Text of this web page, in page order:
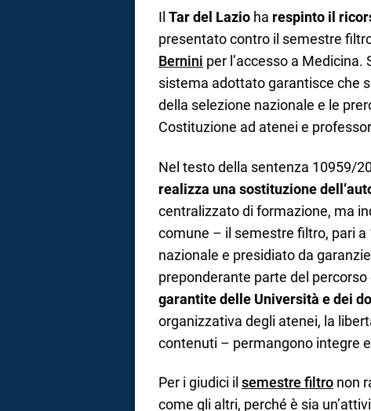
Il Tar del Lazio ha respinto il
presentato contro il semestre
Bernini per l’accesso a
sistema adottato garantisce che
della selezione nazionale e le
Costituzione ad atenei e
Nel testo della sentenza 10959/
realizza una sostituzione
centralizzato di formazione, ma
comune – il semestre filtro, pari
nazionale e presidiato da
preponderante parte del percorso
garantite delle Università e dei
organizzativa degli atenei, la
contenuti – permangono integre
Per i giudici il semestre filtro non
come gli altri, perché è sia